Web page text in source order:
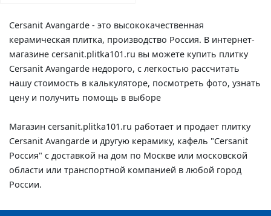
Cersanit Avangarde - это высококачественная
керамическая плитка, производство Россия. В интернет-
магазине cersanit.plitka101.ru вы можете купить плитку
Cersanit Avangarde недорого, с легкостью рассчитать
нашу стоимость в калькуляторе, посмотреть фото, узнать
цену и получить помощь в выборе
Магазин cersanit.plitka101.ru работает и продает плитку
Cersanit Avangarde и другую керамику, кафель "Cersanit
Россия" с доставкой на дом по Москве или московской
области или транспортной компанией в любой город
России.